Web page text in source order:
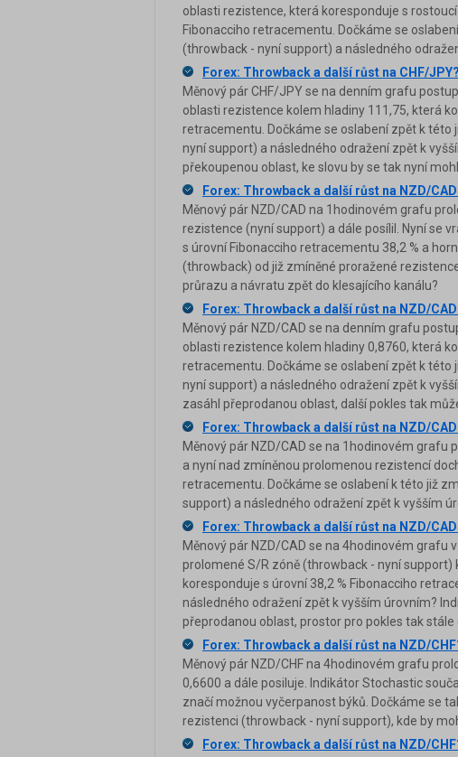
oblasti rezistence, která koresponduje s
Fibonacciho retracementu. Dočkáme se
(throwback - nyní support) a následného
Forex: Throwback a další růst na CHF/JPY?
Měnový pár CHF/JPY se na denním grafu
oblasti rezistence kolem hladiny 111,75, která
retracementu. Dočkáme se oslabení zpět k
nyní support) a následného odražení zpět k
překoupenou oblast, ke slovu by se tak nyní
Forex: Throwback a další růst na NZD/
Měnový pár NZD/CAD na 1hodinovém grafu
rezistence (nyní support) a dále posílil. Nyní se
s úrovní Fibonacciho retracementu 38,2 % a
(throwback) od již zmíněné proražené
průrazu a návratu zpět do klesajícího kanálu?
Forex: Throwback a další růst na NZD/
Měnový pár NZD/CAD se na denním grafu
oblasti rezistence kolem hladiny 0,8760, která
retracementu. Dočkáme se oslabení zpět k
nyní support) a následného odražení zpět k
zasáhl přeprodanou oblast, další pokles tak
Forex: Throwback a další růst na NZD/
Měnový pár NZD/CAD se na 1hodinovém
a nyní nad zmíněnou prolomenou rezistencí
retracementu. Dočkáme se oslabení k této již
support) a následného odražení zpět k vyšším
Forex: Throwback a další růst na NZD/
Měnový pár NZD/CAD se na 4hodinovém grafu
prolomené S/R zóně (throwback - nyní support)
koresponduje s úrovní 38,2 % Fibonacciho
následného odražení zpět k vyšším úrovním?
přeprodanou oblast, prostor pro pokles tak stále
Forex: Throwback a další růst na NZD/
Měnový pár NZD/CHF na 4hodinovém grafu
0,6600 a dále posiluje. Indikátor Stochastic
značí možnou vyčerpanost býků. Dočkáme se
rezistenci (throwback - nyní support), kde by
Forex: Throwback a další růst na NZD/